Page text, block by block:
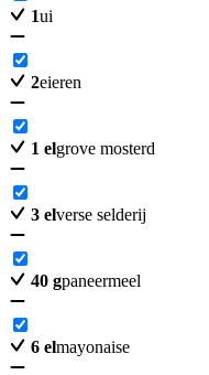
1ui
2eieren
1 elgrove mosterd
3 elverse selderij
40 gpaneermeel
6 elmayonaise